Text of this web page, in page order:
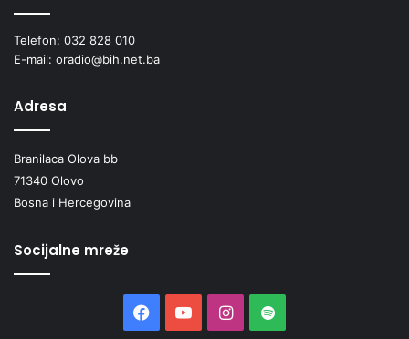
Telefon: 032 828 010
E-mail: oradio@bih.net.ba
Adresa
Branilaca Olova bb
71340 Olovo
Bosna i Hercegovina
Socijalne mreže
Facebook
YouTubeInstagram
Spotify